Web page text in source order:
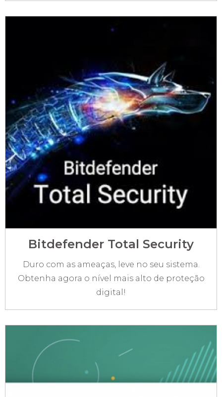
Bitdefender Total Security
Duro com as ameaças, leve no seu sistema.
Obtenha agora o nível mais alto de proteção
digital!